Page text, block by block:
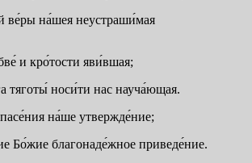
ве́ры на́шея неустраши́мая
и кро́тости яви́вшая;
тяготы́ носи́ти нас науча́ющая.
на́ше утвержде́ние;
Бо́жие благонаде́жное приведе́ние.